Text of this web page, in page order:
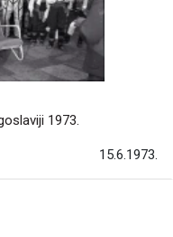
1973.
15.6.1973.